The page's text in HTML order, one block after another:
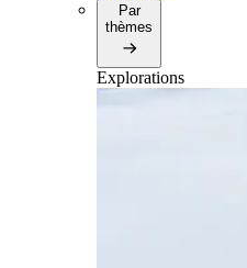
Par
thèmes
Explorations